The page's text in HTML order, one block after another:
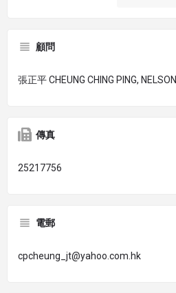
顧問
張正平 CHEUNG CHING PING, NELSON
傳真
25217756
電郵
cpcheung_jt@yahoo.com.hk